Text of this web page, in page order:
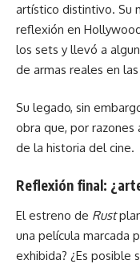
artístico distintivo. Su
reflexión en
los sets y llevó a
de armas reales en
Su legado, sin
obra que, por razones
de la historia del cine.
Reflexión final:
El estreno de Rust
una película marcada
exhibida? ¿Es posible